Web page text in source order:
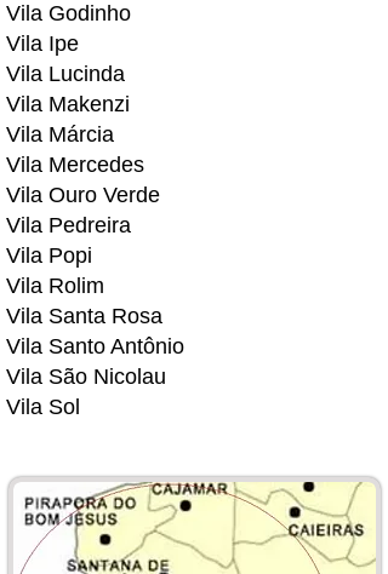
Vila Godinho
Vila Ipe
Vila Lucinda
Vila Makenzi
Vila Márcia
Vila Mercedes
Vila Ouro Verde
Vila Pedreira
Vila Popi
Vila Rolim
Vila Santa Rosa
Vila Santo Antônio
Vila São Nicolau
Vila Sol